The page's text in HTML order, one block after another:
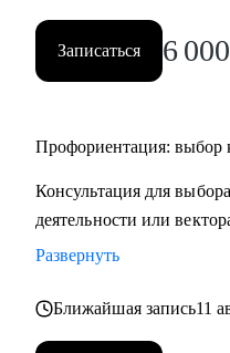
• HR и рекрутерам
• Специалистам в
Записаться 6 000
Профориентация: выбор
Консультация для
деятельности или
Развернуть
Ближайшая запись11